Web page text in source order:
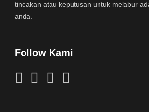
tindakan atau keputusan untuk melabur
anda.
Follow Kami